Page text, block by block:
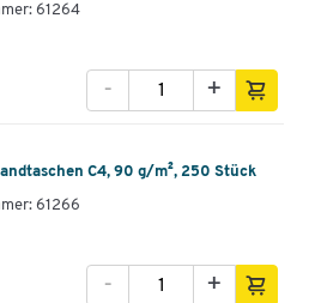
61264
+
-
C4, 90 g/m², 250 Stück
61266
+
-